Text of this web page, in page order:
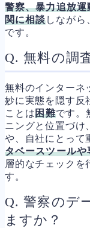
警察、暴力追放
関に相談しながら
です。
Q. 無料の調
無料のインターネ
妙に実態を隠す反
ことは困難です。
ニングと位置づけ
や、自社にとって
タベースツール
層的なチェックを
す。
Q. 警察のデ
ますか？